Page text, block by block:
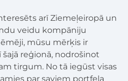
arī Ziemeļeiropā un
veidu kompāniju
mūsu mērķis ir
reģionā, nodrošinot
tirgum. No tā iegūst visas
par saviem portfeļa